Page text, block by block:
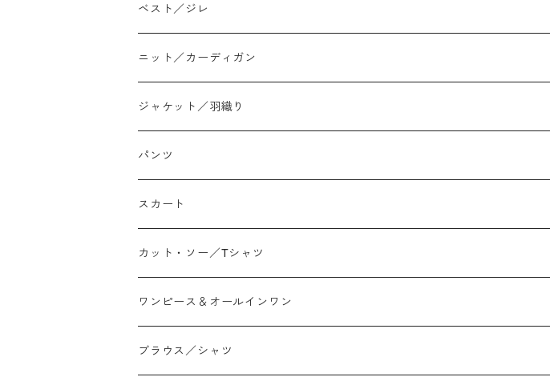
ベスト／ジレ
ニット／カーディガン
ジャケット／羽織り
パンツ
テーパード
ワイド
スリム/スキニー
ジョガー
スカート
ストレート/タイト
フレア
アシンメトリー/切り替え
カット・ソー／Tシャツ
Tシャツ
ロンtee
ワンピース＆オールインワン
ワンピース
ブラウス／シャツ